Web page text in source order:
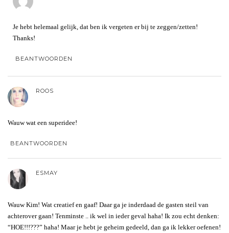
Je hebt helemaal gelijk, dat ben ik vergeten er bij te zeggen/zetten!
Thanks!
BEANTWOORDEN
ROOS
Wauw wat een superidee!
BEANTWOORDEN
ESMAY
Wauw Kim! Wat creatief en gaaf! Daar ga je inderdaad de gasten steil van
achterover gaan! Tenminste .. ik wel in ieder geval haha! Ik zou echt denken:
“HOE!!!???” haha! Maar je hebt je geheim gedeeld, dan ga ik lekker oefenen!